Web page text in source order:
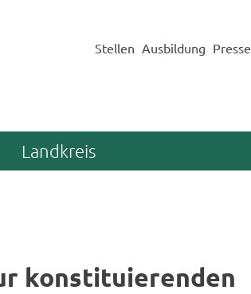
Stellen Ausbildung Presse
Landkreis
kon­sti­tu­ie­ren­den